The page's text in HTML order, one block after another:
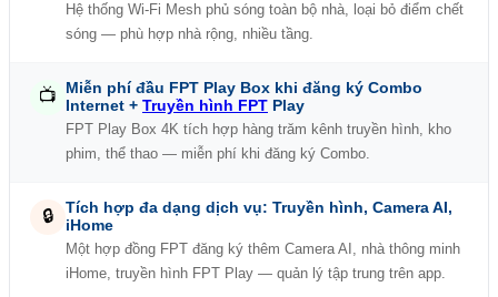
Hệ thống Wi-Fi Mesh phủ sóng toàn bộ nhà, loại bỏ điểm chết
sóng — phù hợp nhà rộng, nhiều tầng.
📺
Miễn phí đầu FPT Play Box khi đăng ký Combo
Internet + Truyền hình FPT Play
FPT Play Box 4K tích hợp hàng trăm kênh truyền hình, kho
phim, thể thao — miễn phí khi đăng ký Combo.
🔒
Tích hợp đa dạng dịch vụ: Truyền hình, Camera AI,
iHome
Một hợp đồng FPT đăng ký thêm Camera AI, nhà thông minh
iHome, truyền hình FPT Play — quản lý tập trung trên app.